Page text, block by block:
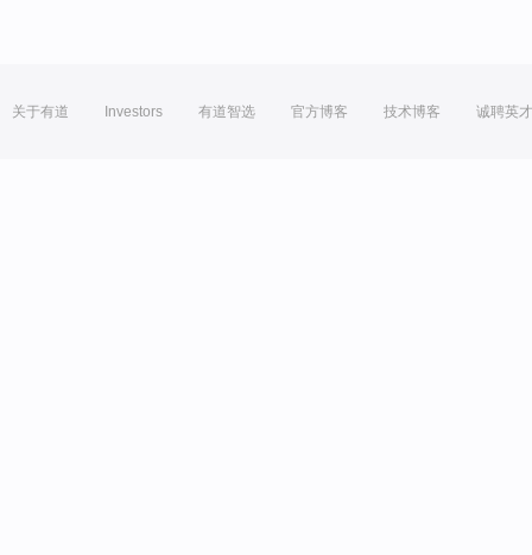
关于有道 Investors 有道智选 官方博客 技术博客 诚聘英才